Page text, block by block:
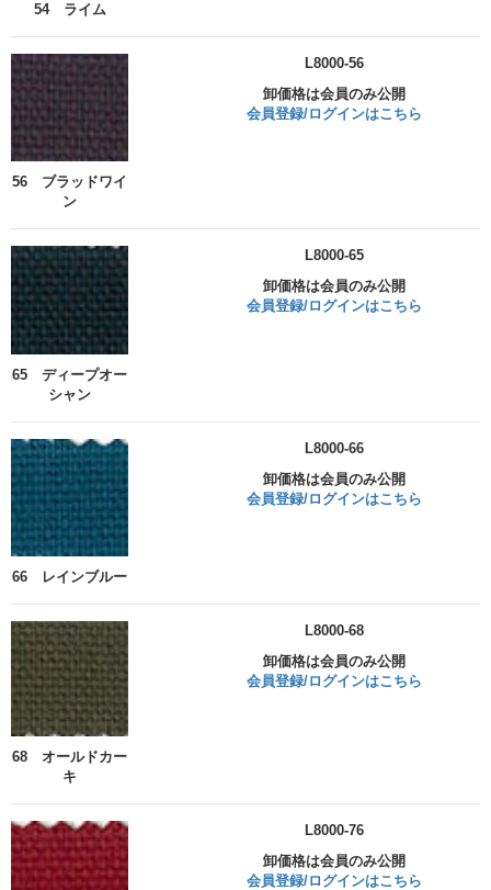
54 ライム
56 ブラッドワイ
ン
L8000-56
卸価格は会員のみ公開
会員登録/ログインはこちら
65 ディープオー
シャン
L8000-65
卸価格は会員のみ公開
会員登録/ログインはこちら
66 レインブルー
L8000-66
卸価格は会員のみ公開
会員登録/ログインはこちら
68 オールドカー
キ
L8000-68
卸価格は会員のみ公開
会員登録/ログインはこちら
L8000-76
卸価格は会員のみ公開
会員登録/ログインはこちら